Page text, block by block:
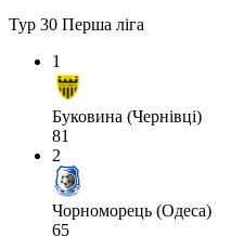
Тур 30 Перша ліга
1
Буковина (Чернівці)
81
2
Чорноморець (Одеса)
65